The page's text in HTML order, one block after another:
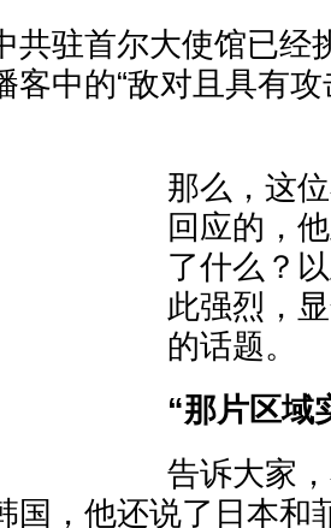
共驻首尔大使馆已经
客中的“敌对且具有攻
那么，这
回应的，
了什么？
此强烈，
的话题。
“那片区域
告诉大家
国，他还说了日本和